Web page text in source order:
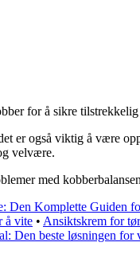
for å sikre
er også viktig å være
velvære.
med
Den Komplette Guiden
å vite • Ansiktskrem for
Den beste løsningen for